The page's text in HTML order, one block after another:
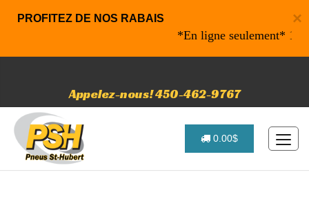
×
PROFITEZ DE NOS RABAIS
*En ligne seulement* 10%
Appelez-nous! 450-462-9767
0.00$